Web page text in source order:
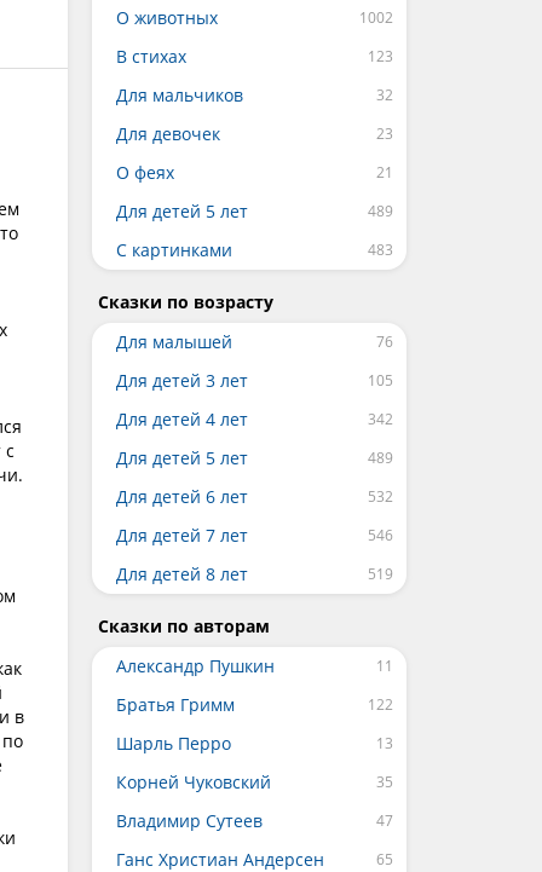
в
О животных
В стихах
Для мальчиков
Для девочек
О феях
Для детей 5 лет
С картинками
Сказки по возрасту
Для малышей
Для детей 3 лет
Для детей 4 лет
Для детей 5 лет
Для детей 6 лет
Для детей 7 лет
Для детей 8 лет
Сказки по авторам
Александр Пушкин
Братья Гримм
Шарль Перро
Корней Чуковский
Владимир Сутеев
Ганс Христиан Андерсен